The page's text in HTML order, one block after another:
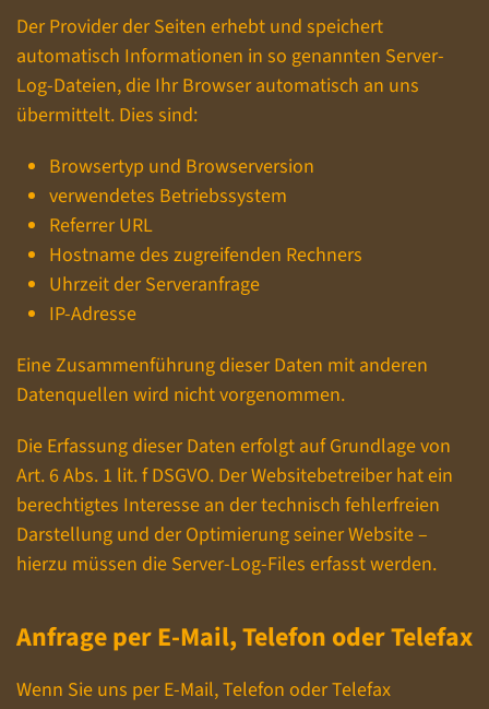
Der Provider der Seiten erhebt und speichert
automatisch Informationen in so genannten Server-
Log-Dateien, die Ihr Browser automatisch an uns
übermittelt. Dies sind:
Browsertyp und Browserversion
verwendetes Betriebssystem
Referrer URL
Hostname des zugreifenden Rechners
Uhrzeit der Serveranfrage
IP-Adresse
Eine Zusammenführung dieser Daten mit anderen
Datenquellen wird nicht vorgenommen.
Die Erfassung dieser Daten erfolgt auf Grundlage von
Art. 6 Abs. 1 lit. f DSGVO. Der Websitebetreiber hat ein
berechtigtes Interesse an der technisch fehlerfreien
Darstellung und der Optimierung seiner Website –
hierzu müssen die Server-Log-Files erfasst werden.
Anfrage per E-Mail, Telefon oder Telefax
Wenn Sie uns per E-Mail, Telefon oder Telefax